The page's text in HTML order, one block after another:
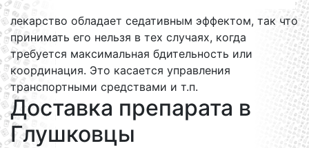
лекарство обладает седативным эффектом, так что
принимать его нельзя в тех случаях, когда
требуется максимальная бдительность или
координация. Это касается управления
транспортными средствами и т.п.
Доставка препарата в
Глушковцы